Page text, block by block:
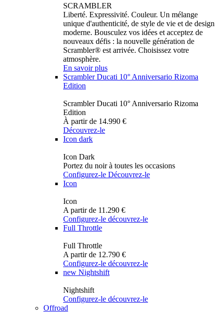
SCRAMBLER
Liberté. Expressivité. Couleur. Un mélange
unique d'authenticité, de style de vie et de design
moderne. Bousculez vos idées et acceptez de
nouveaux défis : la nouvelle génération de
Scrambler® est arrivée. Choisissez votre
atmosphère.
En savoir plus
Scrambler Ducati 10° Anniversario Rizoma
Edition
Scrambler Ducati 10° Anniversario Rizoma
Edition
À partir de 14.990 €
Découvrez-le
Icon dark
Icon Dark
Portez du noir à toutes les occasions
Configurez-le Découvrez-le
Icon
Icon
A partir de 11.290 €
Configurez-le découvrez-le
Full Throttle
Full Throttle
A partir de 12.790 €
Configurez-le découvrez-le
new Nightshift
Nightshift
Configurez-le découvrez-le
Offroad